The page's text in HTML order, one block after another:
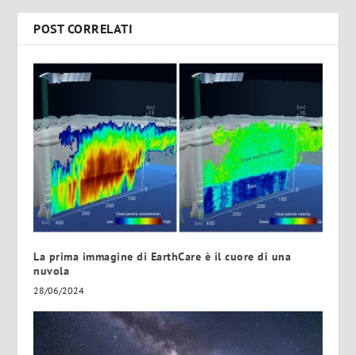
POST CORRELATI
La prima immagine di EarthCare è il cuore di una
nuvola
28/06/2024